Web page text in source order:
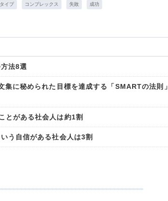
イプ コンプレックス 失敗 成功
法8選
集に秘められた目標を達成する「SMARTの法則」
とがある社会人は約1割
う自信がある社会人は3割